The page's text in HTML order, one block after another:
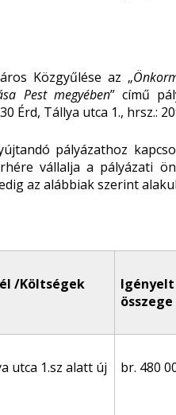
Közgyűlése az „
Pest megyében” című
Érd, Tállya utca 1., hrsz.:
pályázathoz
vállalja a pályázati
az alábbiak szerint
/Költségek
összege
utca 1.sz alatt új
br. 480